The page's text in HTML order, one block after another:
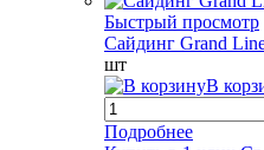
Быстрый просмотр
Сайдинг Grand
шт
В
Подробнее